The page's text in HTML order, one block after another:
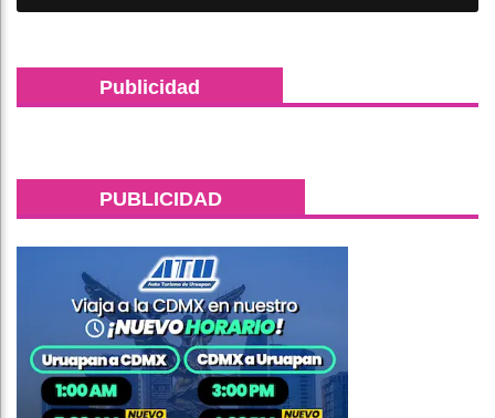
Publicidad
PUBLICIDAD